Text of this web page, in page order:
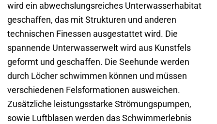
wird ein abwechslungsreiches Unterwasserhabitat
geschaffen, das mit Strukturen und anderen
technischen Finessen ausgestattet wird. Die
spannende Unterwasserwelt wird aus Kunstfels
geformt und geschaffen. Die Seehunde werden
durch Löcher schwimmen können und müssen
verschiedenen Felsformationen ausweichen.
Zusätzliche leistungsstarke Strömungspumpen,
sowie Luftblasen werden das Schwimmerlebnis